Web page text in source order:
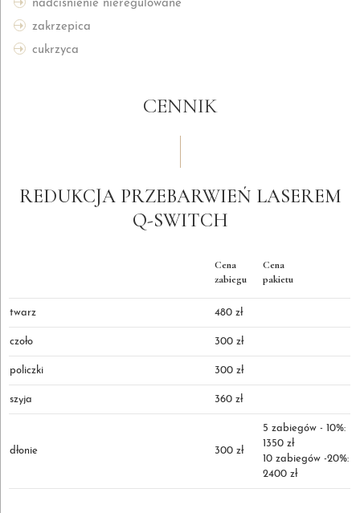
nadciśnienie nieregulowane
zakrzepica
cukrzyca
CENNIK
REDUKCJA PRZEBARWIEŃ LASEREM
Q-SWITCH
Cena
zabiegu
Cena
pakietu
twarz 480 zł
czoło 300 zł
policzki 300 zł
szyja 360 zł
dłonie 300 zł
5 zabiegów - 10%:
1350 zł
10 zabiegów -20%:
2400 zł